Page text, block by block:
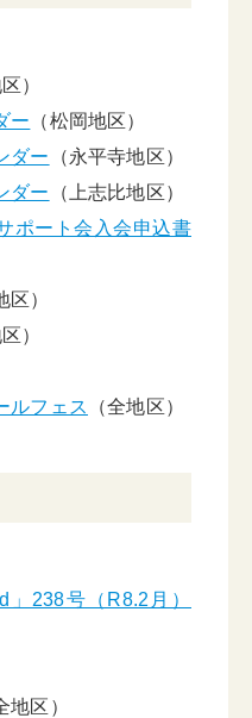
）
ー （松岡地区）
ダー （永平寺地区）
ダー （上志比地区）
ポート会入会申込書
区）
）
ルフェス
（全地区）
238号（R8.2月）
地区）